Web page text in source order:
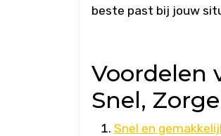
beste past bij jouw
Voordelen
Snel,
Snel en